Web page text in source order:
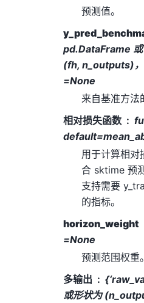
预测值。
pd.DataFrame
(fh, n_outputs)，
=None
来自基准方法
相对损失函数
用于计算相对
合 sktime 预
支持需要
的指标。
horizon_weight
=None
预测范围权重。
多输出
或形状为